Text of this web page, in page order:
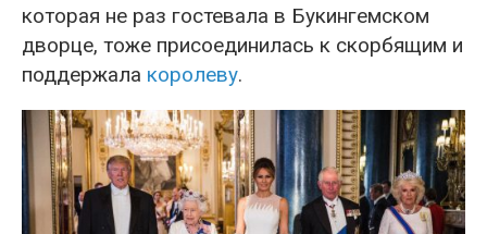
которая не раз гостевала в Букингемском
дворце, тоже присоединилась к скорбящим и
поддержала королеву.